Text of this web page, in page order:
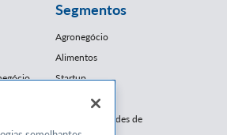
Segmentos
Agronegócio
Alimentos
Startup
E-Commerce
Franquias / Redes de
Cooperação